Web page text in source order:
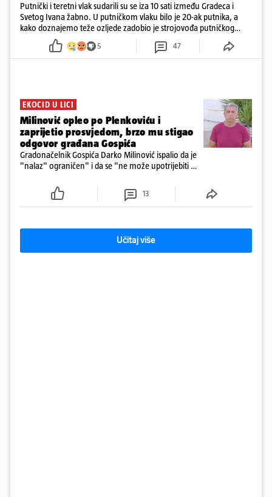
Putnički i teretni vlak sudarili su se iza 10 sati između Gradeca i
Svetog Ivana žabno. U putničkom vlaku bilo je 20-ak putnika, a
kako doznajemo teže ozljede zadobio je strojovođa putničkog
vlaka. Zatvoren je promet, a fotoreporteri Prigorskog objavili su
prve snimke s mjesta sudara
5 47
EKOCID U LICI
Milinović opleo po Plenkoviću i
zaprijetio prosvjedom, brzo mu stigao
odgovor građana Gospića
Gradonačelnik Gospića Darko Milinović ispalio da je
"nalaz" ograničen" i da se "ne može upotrijebiti za
ga je naručio Uskok i da je dio spisa
13
Učitaj više